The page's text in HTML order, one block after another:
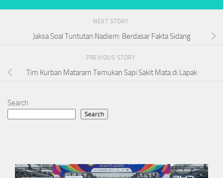
NEXT STORY
Jaksa Soal Tuntutan Nadiem: Berdasar Fakta Sidang
PREVIOUS STORY
Tim Kurban Mataram Temukan Sapi Sakit Mata di Lapak
Search
Search